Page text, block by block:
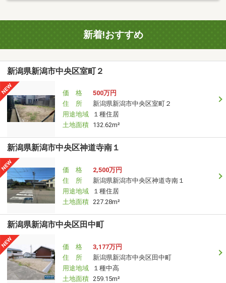
新着!おすすめ
新潟県新潟市中央区室町２
価 格
500万円
住 所
新潟県新潟市中央区室町２
用途地域
１種住居
土地面積 132.62m²
新潟県新潟市中央区神道寺南１
価 格
2,500万円
住 所
新潟県新潟市中央区神道寺南１
用途地域
１種住居
土地面積 227.28m²
新潟県新潟市中央区田中町
価 格
3,177万円
住 所
新潟県新潟市中央区田中町
用途地域
１種中高
土地面積 259.15m²